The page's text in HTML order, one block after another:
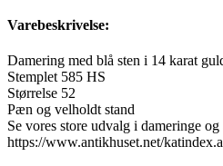
Varebeskrivelse:
Damering med blå sten i 14 karat
Stemplet 585 HS
Størrelse 52
Pæn og velholdt stand
Se vores store udvalg i dameringe
https://www.antikhuset.net/